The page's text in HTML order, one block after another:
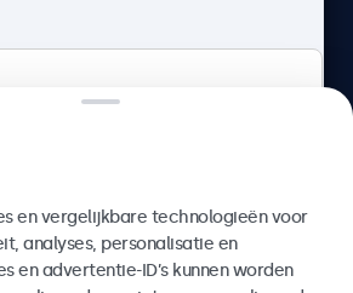
4.8/5 door 5000+ bedrijven
en vergelijkbare technologieën voor
analyses, personalisatie en
en advertentie-ID’s kunnen worden